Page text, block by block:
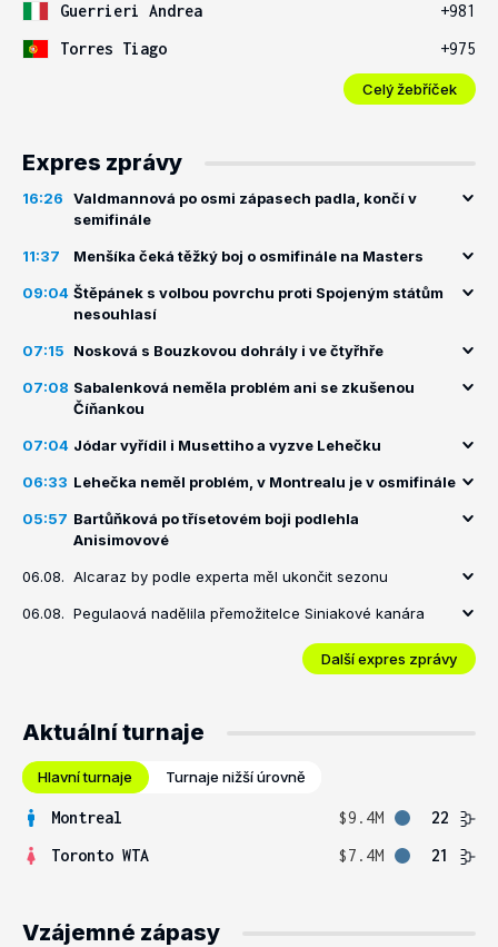
Guerrieri Andrea
+981
Torres Tiago
+975
Celý žebříček
Expres zprávy
16:26
Valdmannová po osmi zápasech padla, končí v
semifinále
11:37 Menšíka čeká těžký boj o osmifinále na Masters
09:04 Štěpánek s volbou povrchu proti Spojeným státům
nesouhlasí
07:15 Nosková s Bouzkovou dohrály i ve čtyřhře
07:08 Sabalenková neměla problém ani se zkušenou
Číňankou
07:04 Jódar vyřídil i Musettiho a vyzve Lehečku
06:33 Lehečka neměl problém, v Montrealu je v osmifinále
05:57 Bartůňková po třísetovém boji podlehla
Anisimovové
06.08. Alcaraz by podle experta měl ukončit sezonu
06.08. Pegulaová nadělila přemožitelce Siniakové kanára
Další expres zprávy
Aktuální turnaje
Hlavní turnaje Turnaje nižší úrovně
Montreal $9.4M
22
Toronto WTA
$7.4M 21
Vzájemné zápasy